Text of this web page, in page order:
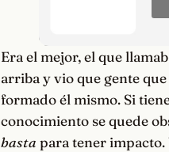
Era el mejor, el que
arriba y vio que gente
formado él mismo. Si
conocimiento se quede
basta para tener